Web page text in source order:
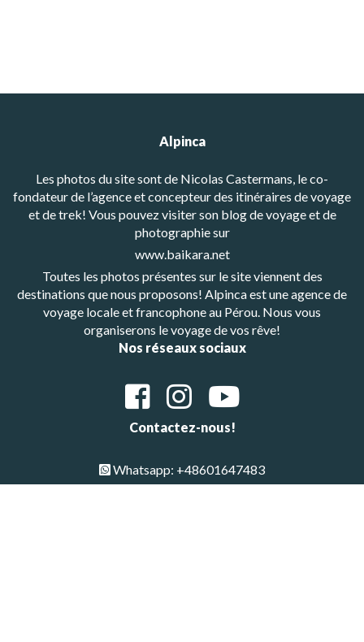
Alpinca
Les photos du site sont de Nicolas Castermans, le co-
fondateur de l’agence et concepteur des itinéraires de voyage
et de trek! Vous pouvez visiter son blog de voyage et de
photographie sur
www.baikara.net
Toutes les photos présentes sur le site viennent des
destinations que nous proposons! Alpinca est une agence de
voyage locale et francophone au Pérou. Nous vous
organiserons le voyage de vos rêve!
Nos réseaux sociaux
Contactez-nous!
Whatsapp: +48601647483